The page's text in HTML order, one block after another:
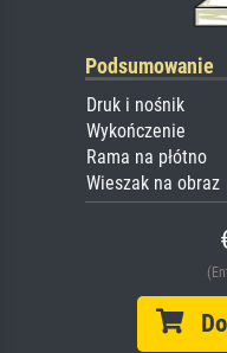
Podsumowanie
Druk i nośnik
Wykończenie
Rama na płótno
Wieszak na obraz